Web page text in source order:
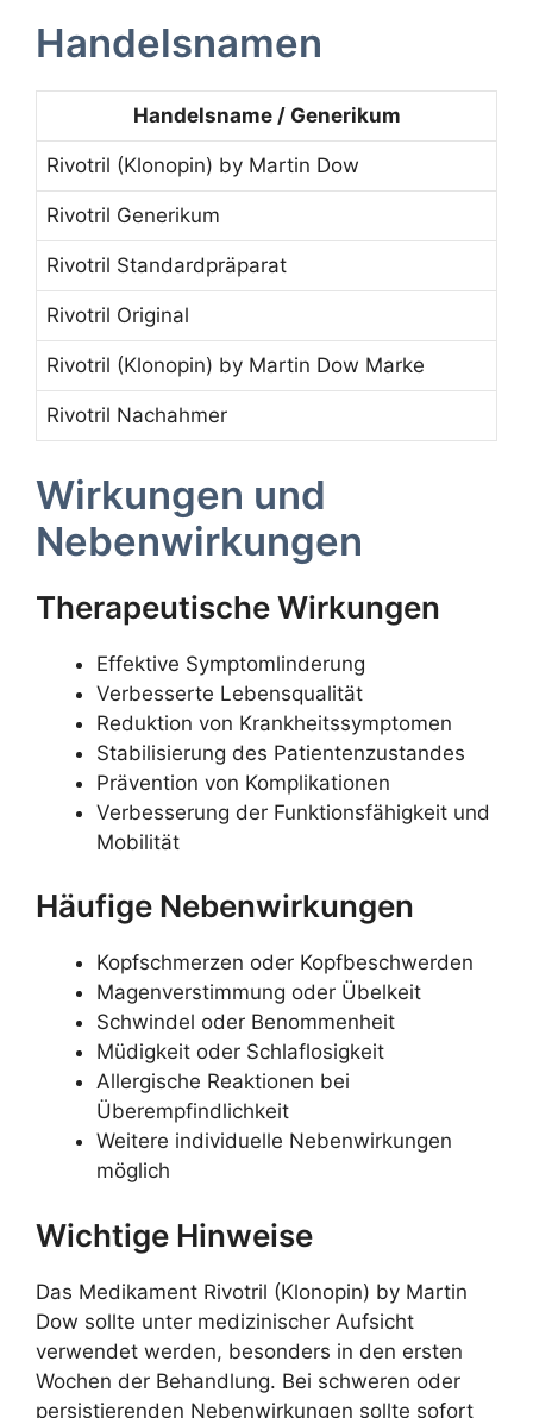
Handelsnamen
Handelsname / Generikum
Rivotril (Klonopin) by Martin Dow
Rivotril Generikum
Rivotril Standardpräparat
Rivotril Original
Rivotril (Klonopin) by Martin Dow Marke
Rivotril Nachahmer
Wirkungen und
Nebenwirkungen
Therapeutische Wirkungen
Effektive Symptomlinderung
Verbesserte Lebensqualität
Reduktion von Krankheitssymptomen
Stabilisierung des Patientenzustandes
Prävention von Komplikationen
Verbesserung der Funktionsfähigkeit und
Mobilität
Häufige Nebenwirkungen
Kopfschmerzen oder Kopfbeschwerden
Magenverstimmung oder Übelkeit
Schwindel oder Benommenheit
Müdigkeit oder Schlaflosigkeit
Allergische Reaktionen bei
Überempfindlichkeit
Weitere individuelle Nebenwirkungen
möglich
Wichtige Hinweise
Das Medikament Rivotril (Klonopin) by Martin
Dow sollte unter medizinischer Aufsicht
verwendet werden, besonders in den ersten
Wochen der Behandlung. Bei schweren oder
persistierenden Nebenwirkungen sollte sofort